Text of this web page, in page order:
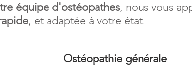
équipe d'ostéopathes, nous vous
, et adaptée à votre état.
Ostéopathie générale